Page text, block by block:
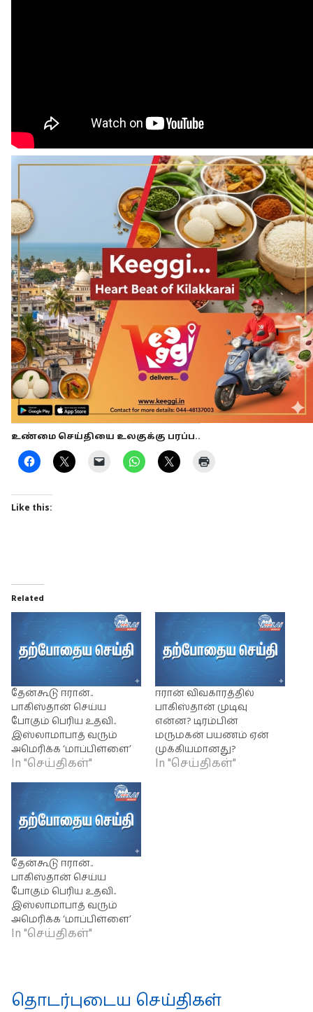
உண்மை செய்தியை உலகுக்கு பரப்ப..
Like this:
Related
தேன்கூடு ஈரான்..
பாகிஸ்தான் செய்ய
போகும் பெரிய உதவி..
இஸ்லாமாபாத் வரும்
அமெரிக்க ‘மாப்பிள்ளை’
In "செய்திகள்"
ஈரான் விவகாரத்தில்
பாகிஸ்தான் முடிவு
என்ன? டிரம்பின்
மருமகன் பயணம் ஏன்
முக்கியமானது?
In "செய்திகள்"
தேன்கூடு ஈரான்..
பாகிஸ்தான் செய்ய
போகும் பெரிய உதவி..
இஸ்லாமாபாத் வரும்
அமெரிக்க ‘மாப்பிள்ளை’
In "செய்திகள்"
தொடர்புடைய செய்திகள்